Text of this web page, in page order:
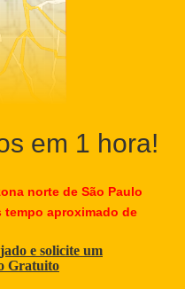
em 1 hora!
norte de São Paulo
tempo aproximado de
e solicite um
Gratuito